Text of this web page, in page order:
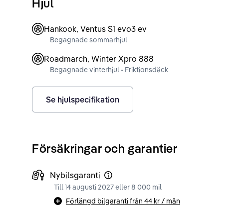
Hankook, Ventus S1 evo3 ev
Begagnade sommarhjul
Roadmarch, Winter Xpro 888
Begagnade vinterhjul • Friktionsdäck
Se hjulspecifikation
Försäkringar och garantier
Nybilsgaranti
Till 14 augusti 2027 eller 8 000 mil
Förlängd bilgaranti från 44 kr / mån